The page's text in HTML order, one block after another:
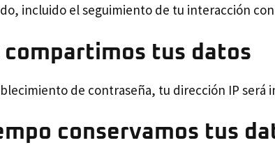
incluido el seguimiento de tu interacción
compartimos tus datos
de contraseña, tu dirección IP
conservamos tus